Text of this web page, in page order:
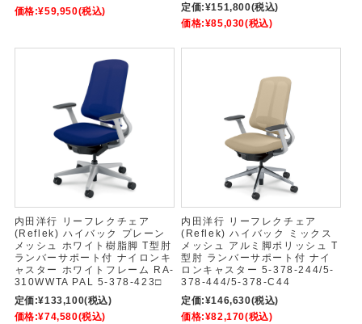
価格:¥59,950(税込)
定価:¥151,800(税込)
価格:¥85,030(税込)
内田洋行 リーフレクチェア
(Reflek) ハイバック プレーン
メッシュ ホワイト樹脂脚 T型肘
ランバーサポート付 ナイロンキ
ャスター ホワイトフレーム RA-
310WWTA PAL 5-378-423□
定価:¥133,100(税込)
価格:¥74,580(税込)
内田洋行 リーフレクチェア
(Reflek) ハイバック ミックス
メッシュ アルミ脚ポリッシュ T
型肘 ランバーサポート付 ナイ
ロンキャスター 5-378-244/5-
378-444/5-378-C44
定価:¥146,630(税込)
価格:¥82,170(税込)